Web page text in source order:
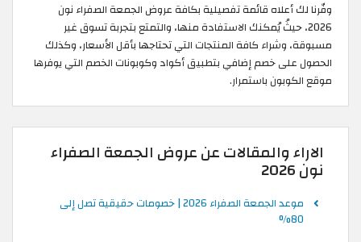
قائمة تفصيلية بكافة عروض الجمعة الصفراء نون
حيثُ يُمكنك الاستفادة منها، والتمتع بتجربة تسوق غير
كافة المنتجات التي تحتاجها بأقل الأسعار، وكذلك
خصم إضافي بتطبيق أكواد وكوبونات الخصم التي يوفرها
باستمرار.
والمقالات عن عروض الجمعة الصفراء
موعد الجمعة الصفراء 2026 | خصومات حقيقية تصل إلى